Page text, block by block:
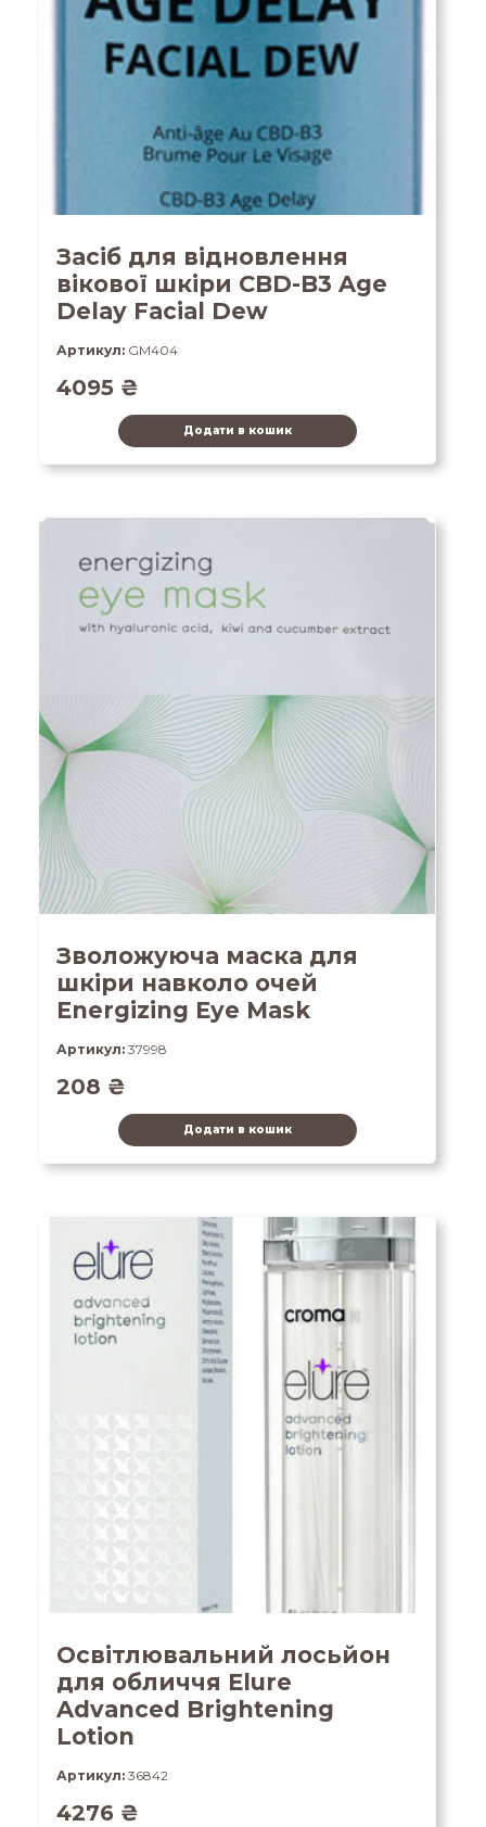
Засіб для відновлення
вікової шкіри CBD-B3 Age
Delay Facial Dew
Артикул: GM404
4095 ₴
Додати в кошик
Зволожуюча маска для
шкіри навколо очей
Energizing Eye Mask
Артикул: 37998
208 ₴
Додати в кошик
Освітлювальний лосьйон
для обличчя Elure
Advanced Brightening
Lotion
Артикул: 36842
4276 ₴